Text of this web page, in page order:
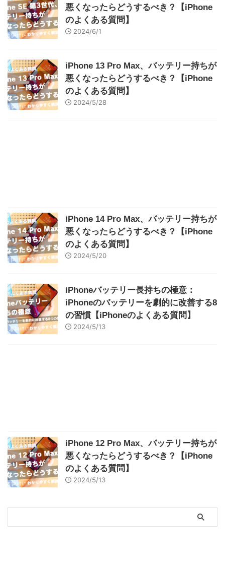
悪くなったらどうするべき？【iPhone
のよくある質問】
2024/6/1
iPhone 13 Pro Max、バッテリー持ちが
悪くなったらどうするべき？【iPhone
のよくある質問】
2024/5/28
iPhone 14 Pro Max、バッテリー持ちが
悪くなったらどうするべき？【iPhone
のよくある質問】
2024/5/20
iPhoneバッテリー長持ちの極意：
iPhoneのバッテリーを劇的に改善する8
の習慣【iPhoneのよくある質問】
2024/5/13
iPhone 12 Pro Max、バッテリー持ちが
悪くなったらどうするべき？【iPhone
のよくある質問】
2024/5/13